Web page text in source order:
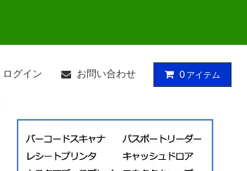
ログイン お問い合わせ 0 アイテム